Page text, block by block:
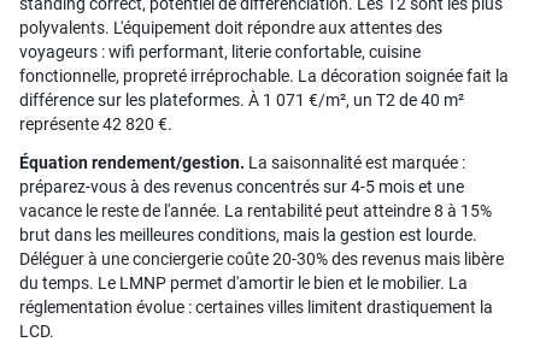
polyvalents. L'équipement doit répondre aux attentes des
voyageurs : wifi performant, literie confortable, cuisine
fonctionnelle, propreté irréprochable. La décoration soignée fait la
différence sur les plateformes. À 1 071 €/m², un T2 de 40 m²
représente 42 820 €.
Équation rendement/gestion. La saisonnalité est marquée :
préparez-vous à des revenus concentrés sur 4-5 mois et une
vacance le reste de l'année. La rentabilité peut atteindre 8 à 15%
brut dans les meilleures conditions, mais la gestion est lourde.
Déléguer à une conciergerie coûte 20-30% des revenus mais libère
du temps. Le LMNP permet d'amortir le bien et le mobilier. La
réglementation évolue : certaines villes limitent drastiquement la
LCD.